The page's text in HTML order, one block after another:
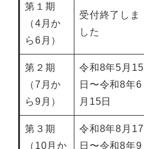
第１期
（4月か
ら6月）
受付終了しま
した
第２期
（7月か
ら9月）
令和8年5月15
日〜令和8年6
月15日
第３期
（10月か
令和8年8月17
日〜令和8年9